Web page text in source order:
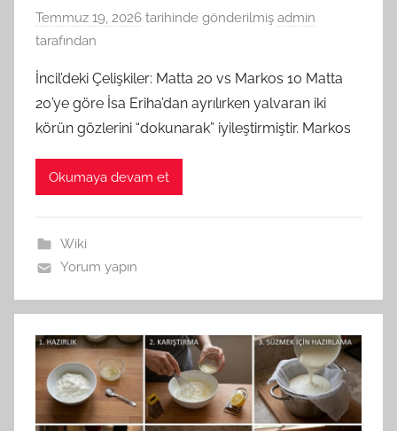
Temmuz 19, 2026 tarihinde gönderilmiş admin
tarafından
İncil’deki Çelişkiler: Matta 20 vs Markos 10 Matta
20’ye göre İsa Eriha’dan ayrılırken yalvaran iki
körün gözlerini “dokunarak” iyileştirmiştir. Markos
Okumaya devam et
Wiki
Yorum yapın